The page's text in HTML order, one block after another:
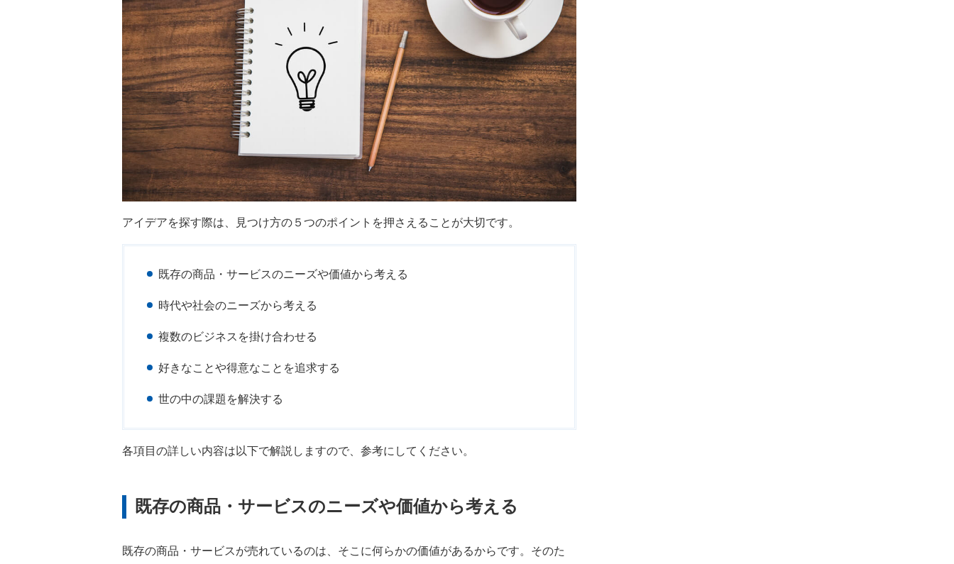
アイデアを探す際は、見つけ方の５つのポイントを押さえることが大切です。
既存の商品・サービスのニーズや価値から考える
時代や社会のニーズから考える
複数のビジネスを掛け合わせる
好きなことや得意なことを追求する
世の中の課題を解決する
各項目の詳しい内容は以下で解説しますので、参考にしてください。
既存の商品・サービスのニーズや価値から考える
既存の商品・サービスが売れているのは、そこに何らかの価値があるからです。そのた